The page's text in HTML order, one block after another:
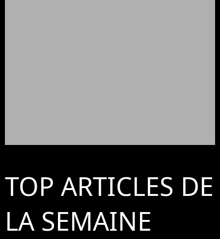
TOP ARTICLES DE
LA SEMAINE